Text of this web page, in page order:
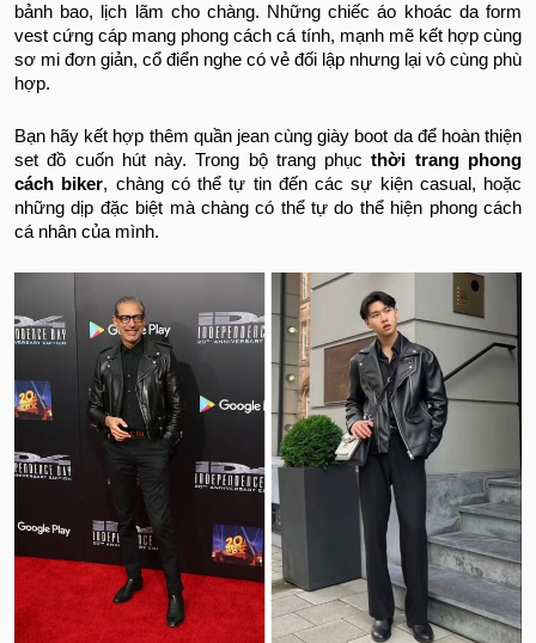
bảnh bao, lịch lãm cho chàng. Những chiếc áo khoác da form
vest cứng cáp mang phong cách cá tính, mạnh mẽ kết hợp cùng
sơ mi đơn giản, cổ điển nghe có vẻ đối lập nhưng lại vô cùng phù
hợp.
Bạn hãy kết hợp thêm quần jean cùng giày boot da để hoàn thiện
set đồ cuốn hút này. Trong bộ trang phục thời trang phong
cách biker, chàng có thể tự tin đến các sự kiện casual, hoặc
những dịp đặc biệt mà chàng có thể tự do thể hiện phong cách
cá nhân của mình.